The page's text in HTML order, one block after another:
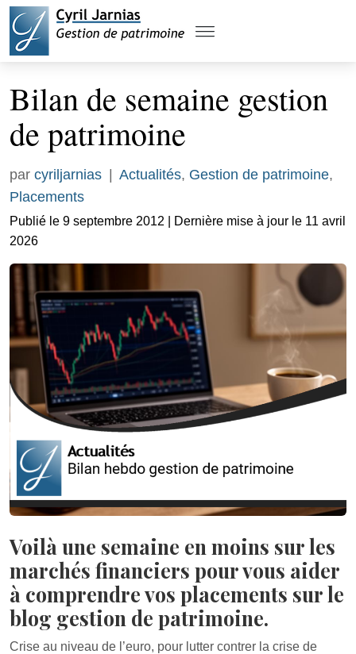
Bilan de semaine gestion
de patrimoine
par cyriljarnias Actualités, Gestion de patrimoine,
Placements
Publié le 9 septembre 2012 | Dernière mise à jour le 11 avril
2026
Voilà une semaine en moins sur les
marchés financiers pour vous aider
à comprendre vos placements sur le
blog gestion de patrimoine.
Crise au niveau de l’euro, pour lutter contrer la crise de